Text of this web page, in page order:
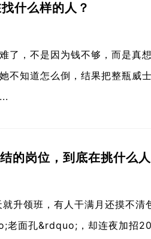
什么样的人？
了，不是因为钱不够，而是真
不知道怎么倒，结果把整瓶威
的岗位，到底在挑什么人
升领班，有人干满月还摸不清
老面孔&rdquo;，却连夜加招